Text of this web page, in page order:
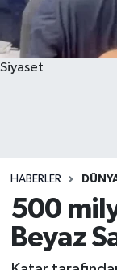
Siyaset
HABERLER
500
Beyaz